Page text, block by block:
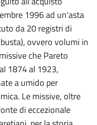
1996 ad un'asta
da 20 registri di
ovvero volumi in
che Pareto
1874 al 1923,
a umido per
Le missive, oltre
di eccezionale